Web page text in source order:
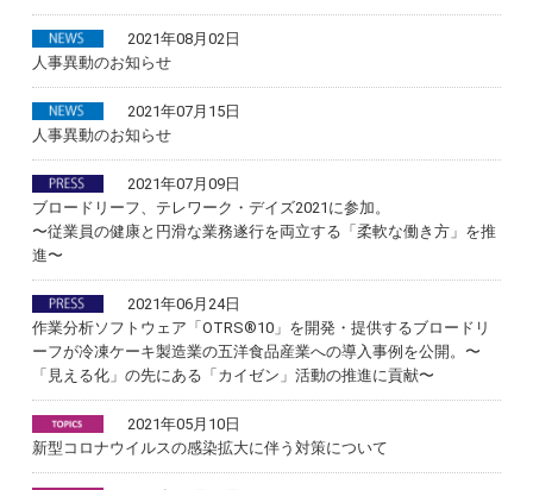
2021年08月02日
人事異動のお知らせ
2021年07月15日
人事異動のお知らせ
2021年07月09日
ブロードリーフ、テレワーク・デイズ2021に参加。
〜従業員の健康と円滑な業務遂行を両立する「柔軟な働き方」を推
進〜
2021年06月24日
作業分析ソフトウェア「OTRS®︎10」を開発・提供するブロードリ
ーフが冷凍ケーキ製造業の五洋食品産業への導入事例を公開。〜
「見える化」の先にある「カイゼン」活動の推進に貢献〜
2021年05月10日
新型コロナウイルスの感染拡大に伴う対策について